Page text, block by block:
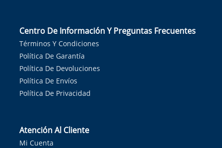
Centro De Información Y Preguntas Frecuentes
Términos Y Condiciones
Política De Garantía
Política De Devoluciones
Política De Envíos
Política De Privacidad
Atención Al Cliente
Mi Cuenta